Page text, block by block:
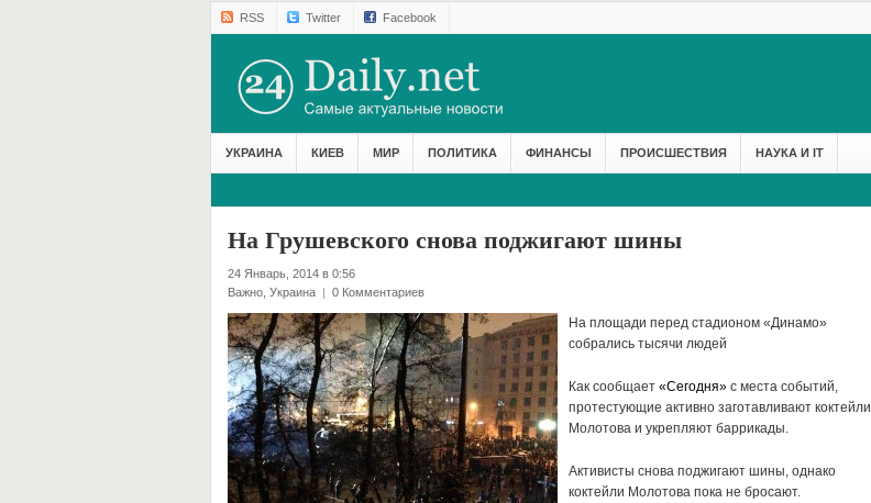
RSS Twitter Facebook
УКРАИНА КИЕВ МИР ПОЛИТИКА ФИНАНСЫ ПРОИСШЕСТВИЯ НАУКА И IT
На Грушевского снова поджигают шины
24 Январь, 2014 в 0:56
Важно, Украина | 0 Комментариев
На площади перед стадионом «Динамо»
собрались тысячи людей
Как сообщает «Сегодня»с места событий,
протестующие активно заготавливают коктейли
Молотова и укрепляют баррикады.
Активисты снова поджигают шины, однако
коктейли Молотова пока не бросают.